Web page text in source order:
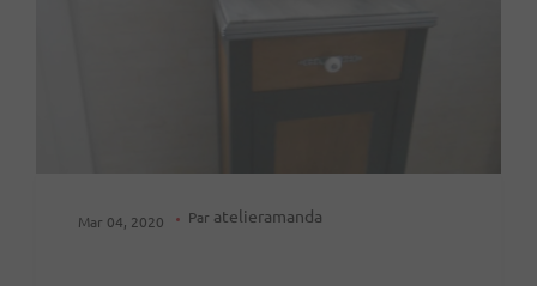
Mar 04, 2020 Par atelieramanda